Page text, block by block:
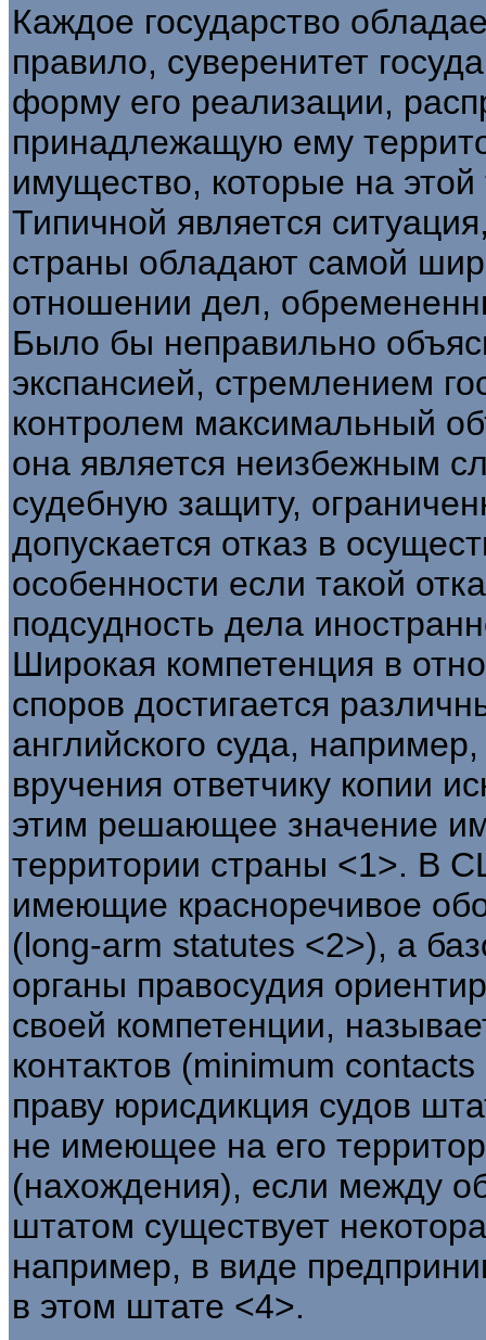
Каждое государство
правило, суверенитет
форму его реализации,
принадлежащую ему
имущество, которые на
Типичной является
страны обладают самой
отношении дел,
Было бы неправильно
экспансией, стремлением
контролем максимальный
она является неизбежным
судебную защиту,
допускается отказ в
особенности если такой
подсудность дела
Широкая компетенция в
споров достигается
английского суда,
вручения ответчику копии
этим решающее значение
территории страны <1>. В
имеющие красноречивое
(long-arm statutes <2>), а
органы правосудия
своей компетенции,
контактов (minimum
праву юрисдикция судов
не имеющее на его
(нахождения), если между
штатом существует
например, в виде
в этом штате <4>.